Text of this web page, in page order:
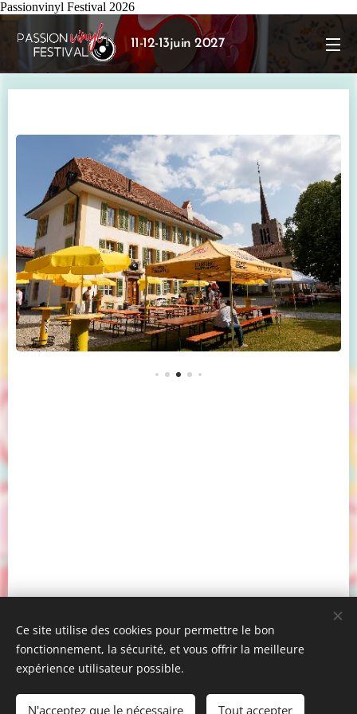
Passionvinyl Festival 2026
11-12-13juin 2027
© 2022 Passionvinyl Festival
Ce site utilise des cookies pour permettre le bon
fonctionnement, la sécurité, et vous offrir la meilleure
expérience utilisateur possible.
N'acceptez que le nécessaire Tout accepter